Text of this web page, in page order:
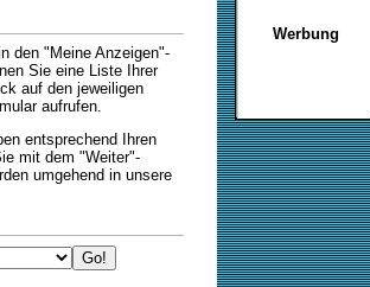
den "Meine Anzeigen"-
Sie eine Liste Ihrer
auf den jeweiligen
aufrufen.
entsprechend Ihren
mit dem "Weiter"-
umgehend in unsere
Werbung